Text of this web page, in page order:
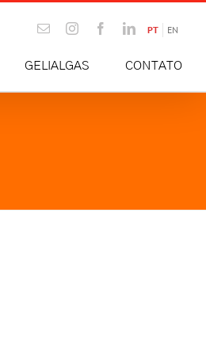
EmailInstagramFacebookLinkedIn
PT EN
GELIALGAS CONTATO